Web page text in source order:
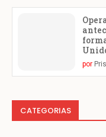
por
CATEGORIAS